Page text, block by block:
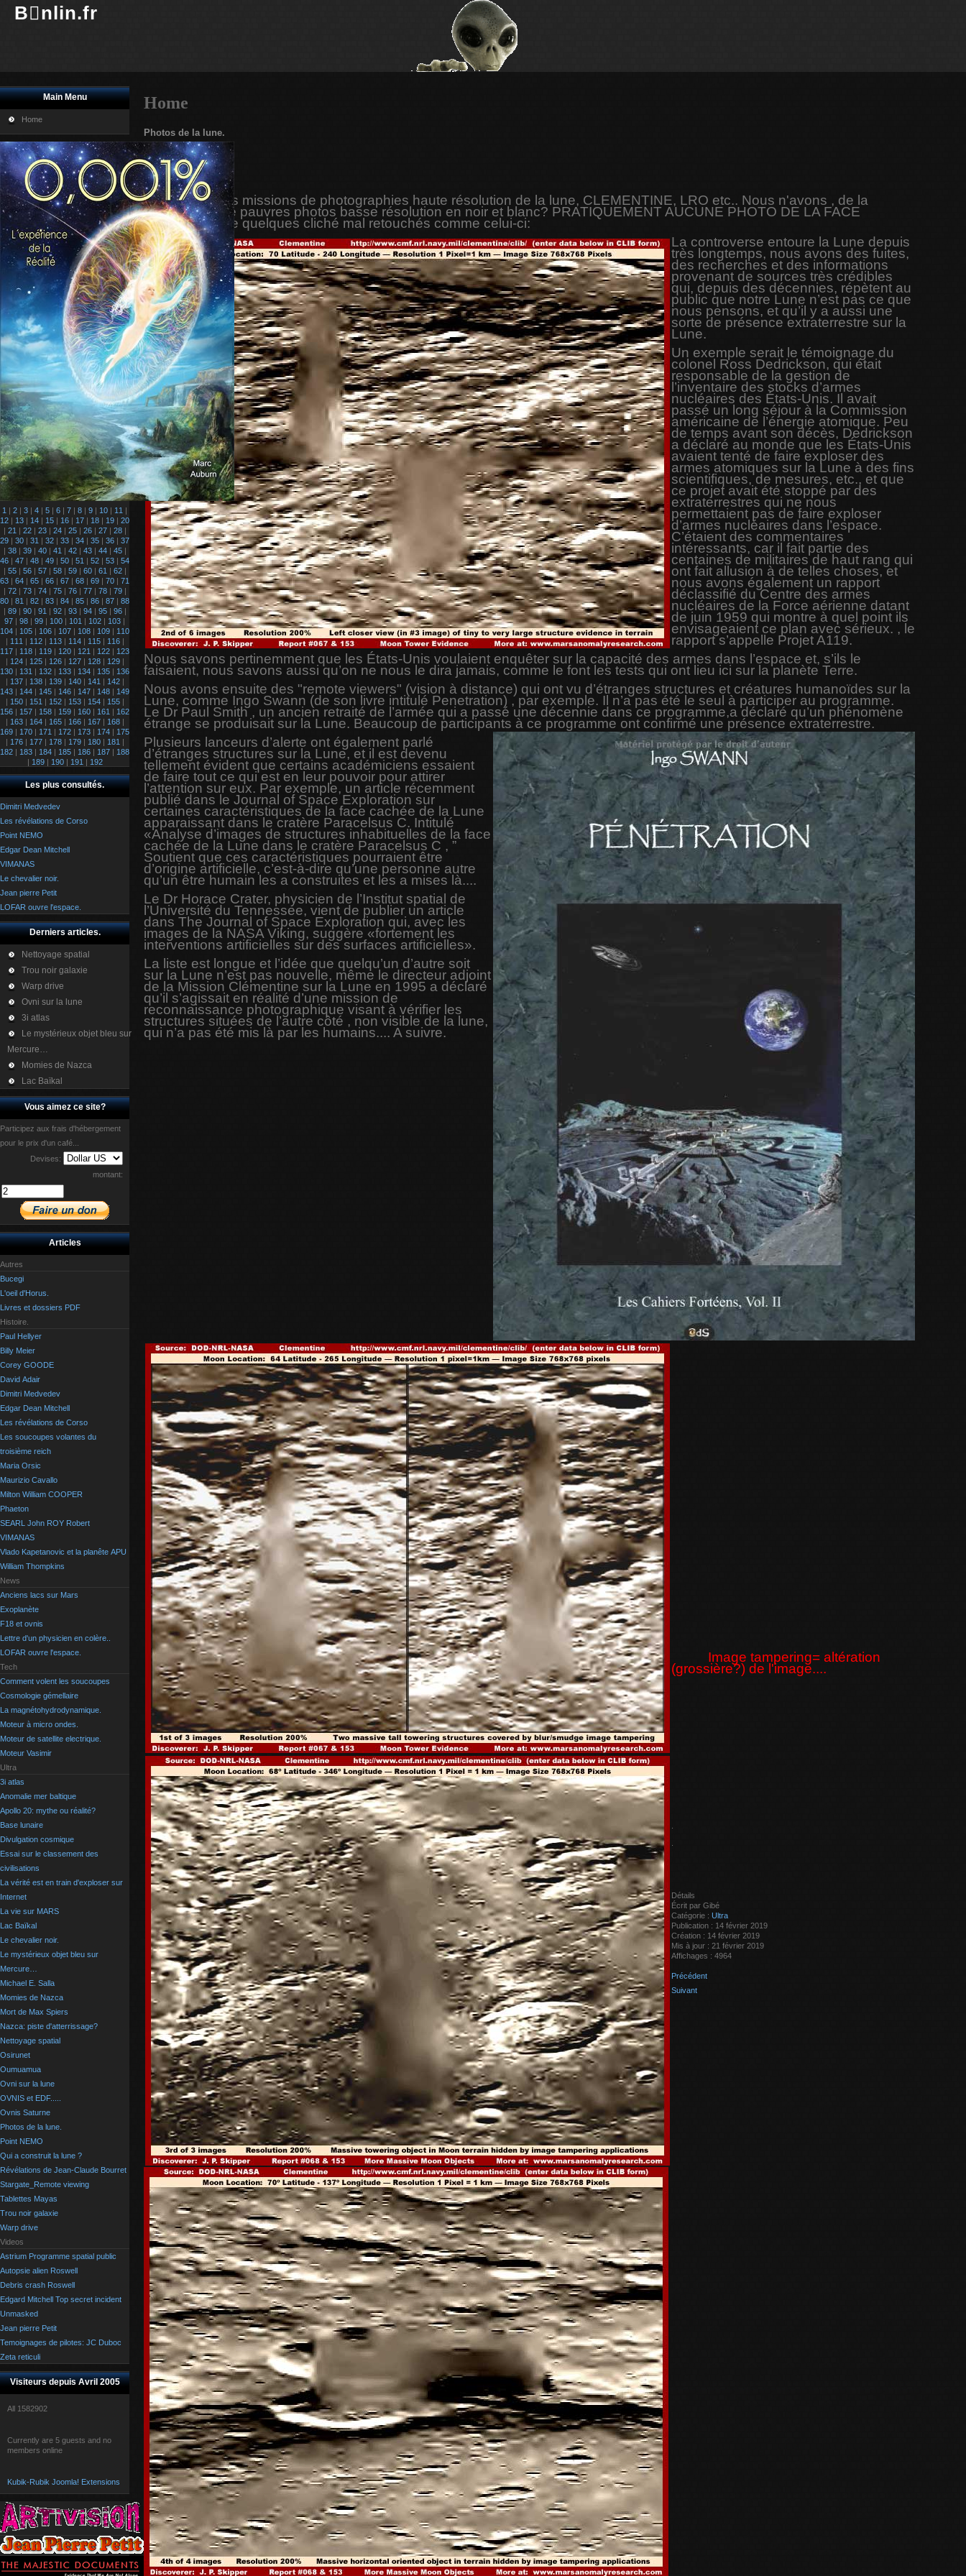
Bnlin.fr
Main Menu
Home
1 | 2 | 3 | 4 | 5 | 6 | 7 | 8 | 9 | 10 | 11 |
12 | 13 | 14 | 15 | 16 | 17 | 18 | 19 | 20
| 21 | 22| 23| 24| 25| 26| 27| 28|
29 | 30 | 31 | 32 | 33 | 34 | 35 | 36 | 37
| 38| 39| 40| 41 | 42| 43| 44| 45|
46 | 47 | 48 | 49 | 50 | 51 | 52 | 53 | 54
| 55| 56| 57| 58| 59| 60| 61 | 62|
63 | 64 | 65 | 66 | 67 | 68 | 69 | 70 | 71
| 72| 73| 74| 75| 76| 77| 78| 79|
80 | 81 | 82 | 83 | 84 | 85 | 86 | 87 | 88
| 89| 90| 91 | 92| 93| 94| 95| 96|
97 | 98 | 99 | 100 | 101 | 102 | 103 |
104 | 105 | 106 | 107 | 108 | 109 | 110
| 111 | 112| 113| 114| 115| 116|
117 | 118 | 119 | 120 | 121 | 122 | 123
| 124| 125| 126| 127| 128| 129|
130 | 131 | 132 | 133 | 134 | 135 | 136
| 137| 138| 139| 140| 141 | 142|
143 | 144 | 145 | 146 | 147 | 148 | 149
| 150| 151 | 152| 153| 154| 155|
156 | 157 | 158 | 159 | 160 | 161 | 162
| 163| 164| 165| 166| 167| 168|
169 | 170 | 171 | 172 | 173 | 174 | 175
| 176| 177| 178| 179| 180| 181 |
182 | 183 | 184 | 185 | 186 | 187 | 188
| 189| 190| 191 | 192
Les plus consultés.
Dimitri Medvedev
Les révélations de Corso
Point NEMO
Edgar Dean Mitchell
VIMANAS
Le chevalier noir.
Jean pierre Petit
LOFAR ouvre l'espace.
Derniers articles.
Nettoyage spatial
Trou noir galaxie
Warp drive
Ovni sur la lune
3i atlas
Le mystérieux objet bleu sur
Mercure…
Momies de Nazca
Lac Baïkal
Vous aimez ce site?
Participez aux frais d'hébergement
pour le prix d'un café...
Devises:
montant:
Articles
Autres
Bucegi
L'oeil d'Horus.
Livres et dossiers PDF
Histoire.
Paul Hellyer
Billy Meier
Corey GOODE
David Adair
Dimitri Medvedev
Edgar Dean Mitchell
Les révélations de Corso
Les soucoupes volantes du
troisième reich
Maria Orsic
Maurizio Cavallo
Milton William COOPER
Phaeton
SEARL John ROY Robert
VIMANAS
Vlado Kapetanovic et la planête APU
William Thompkins
News
Anciens lacs sur Mars
Exoplanète
F18 et ovnis
Lettre d'un physicien en colère..
LOFAR ouvre l'espace.
Tech
Comment volent les soucoupes
Cosmologie gémellaire
La magnétohydrodynamique.
Moteur à micro ondes.
Moteur de satellite electrique.
Moteur Vasimir
Ultra
3i atlas
Anomalie mer baltique
Apollo 20: mythe ou réalité?
Base lunaire
Divulgation cosmique
Essai sur le classement des
civilisations
La vérité est en train d'exploser sur
Internet
La vie sur MARS
Lac Baïkal
Le chevalier noir.
Le mystérieux objet bleu sur
Mercure…
Michael E. Salla
Momies de Nazca
Mort de Max Spiers
Nazca: piste d'atterrissage?
Nettoyage spatial
Osirunet
Oumuamua
Ovni sur la lune
OVNIS et EDF.....
Ovnis Saturne
Photos de la lune.
Point NEMO
Qui a construit la lune ?
Révélations de Jean-Claude Bourret
Stargate_Remote viewing
Tablettes Mayas
Trou noir galaxie
Warp drive
Videos
Astrium Programme spatial public
Autopsie alien Roswell
Debris crash Roswell
Edgard Mitchell Top secret incident
Unmasked
Jean pierre Petit
Temoignages de pilotes: JC Duboc
Zeta reticuli
Visiteurs depuis Avril 2005
All 1582902
Currently are 5 guests and no
members online
Kubik-Rubik Joomla! Extensions
Home
Photos de la lune.
Imprimer
E-mail
Avec toutes les missions de photographies haute résolution de la lune, CLEMENTINE, LRO etc.. Nous n'avons , de la
NASA? que de pauvres photos basse résolution en noir et blanc? PRATIQUEMENT AUCUNE PHOTO DE LA FACE
CACHEE, juste quelques cliché mal retouchés comme celui-ci:
La controverse entoure la Lune depuis
très longtemps, nous avons des fuites,
des recherches et des informations
provenant de sources très crédibles
qui, depuis des décennies, répètent au
public que notre Lune n’est pas ce que
nous pensons, et qu’il y a aussi une
sorte de présence extraterrestre sur la
Lune.
Un exemple serait le témoignage du
colonel Ross Dedrickson, qui était
responsable de la gestion de
l’inventaire des stocks d’armes
nucléaires des États-Unis. Il avait
passé un long séjour à la Commission
américaine de l’énergie atomique. Peu
de temps avant son décès, Dedrickson
a déclaré au monde que les États-Unis
avaient tenté de faire exploser des
armes atomiques sur la Lune à des fins
scientifiques, de mesures, etc., et que
ce projet avait été stoppé par des
extraterrestres qui ne nous
permettaient pas de faire exploser
d’armes nucléaires dans l’espace.
C’étaient des commentaires
intéressants, car il fait partie des
centaines de militaires de haut rang qui
ont fait allusion à de telles choses, et
nous avons également un rapport
déclassifié du Centre des armes
nucléaires de la Force aérienne datant
de juin 1959 qui montre à quel point ils
envisageaient ce plan avec sérieux. , le
rapport s’appelle Projet A119.
Nous savons pertinemment que les États-Unis voulaient enquêter sur la capacité des armes dans l’espace et, s’ils le
faisaient, nous savons aussi qu’on ne nous le dira jamais, comme le font les tests qui ont lieu ici sur la planète Terre.
Nous avons ensuite des "remote viewers" (vision à distance) qui ont vu d’étranges structures et créatures humanoïdes sur la
Lune, comme Ingo Swann (de son livre intitulé Penetration) , par exemple. Il n’a pas été le seul à participer au programme.
Le Dr Paul Smith , un ancien retraité de l’armée qui a passé une décennie dans ce programme,a déclaré qu’un phénomène
étrange se produisait sur la Lune. Beaucoup de participants à ce programme ont confirmé une présence extraterrestre.
Plusieurs lanceurs d’alerte ont également parlé
d’étranges structures sur la Lune, et il est devenu
tellement évident que certains académiciens essaient
de faire tout ce qui est en leur pouvoir pour attirer
l’attention sur eux. Par exemple, un article récemment
publié dans le Journal of Space Exploration sur
certaines caractéristiques de la face cachée de la Lune
apparaissant dans le cratère Paracelsus C. Intitulé
«Analyse d’images de structures inhabituelles de la face
cachée de la Lune dans le cratère Paracelsus C , ”
Soutient que ces caractéristiques pourraient être
d’origine artificielle, c’est-à-dire qu’une personne autre
qu’un être humain les a construites et les a mises là....
Le Dr Horace Crater, physicien de l’Institut spatial de
l’Université du Tennessee, vient de publier un article
dans The Journal of Space Exploration qui, avec les
images de la NASA Viking, suggère «fortement les
interventions artificielles sur des surfaces artificielles».
La liste est longue et l’idée que quelqu’un d’autre soit
sur la Lune n’est pas nouvelle, même le directeur adjoint
de la Mission Clémentine sur la Lune en 1995 a déclaré
qu’il s’agissait en réalité d’une mission de
reconnaissance photographique visant à vérifier les
structures situées de l’autre côté , non visible de la lune,
qui n’a pas été mis là par les humains.... A suivre.
Image tampering= altération
(grossière?) de l'image....
Détails
Écrit par Gibé
Catégorie : Ultra
Publication : 14 février 2019
Création : 14 février 2019
Mis à jour : 21 février 2019
Affichages : 4964
Précédent
Suivant